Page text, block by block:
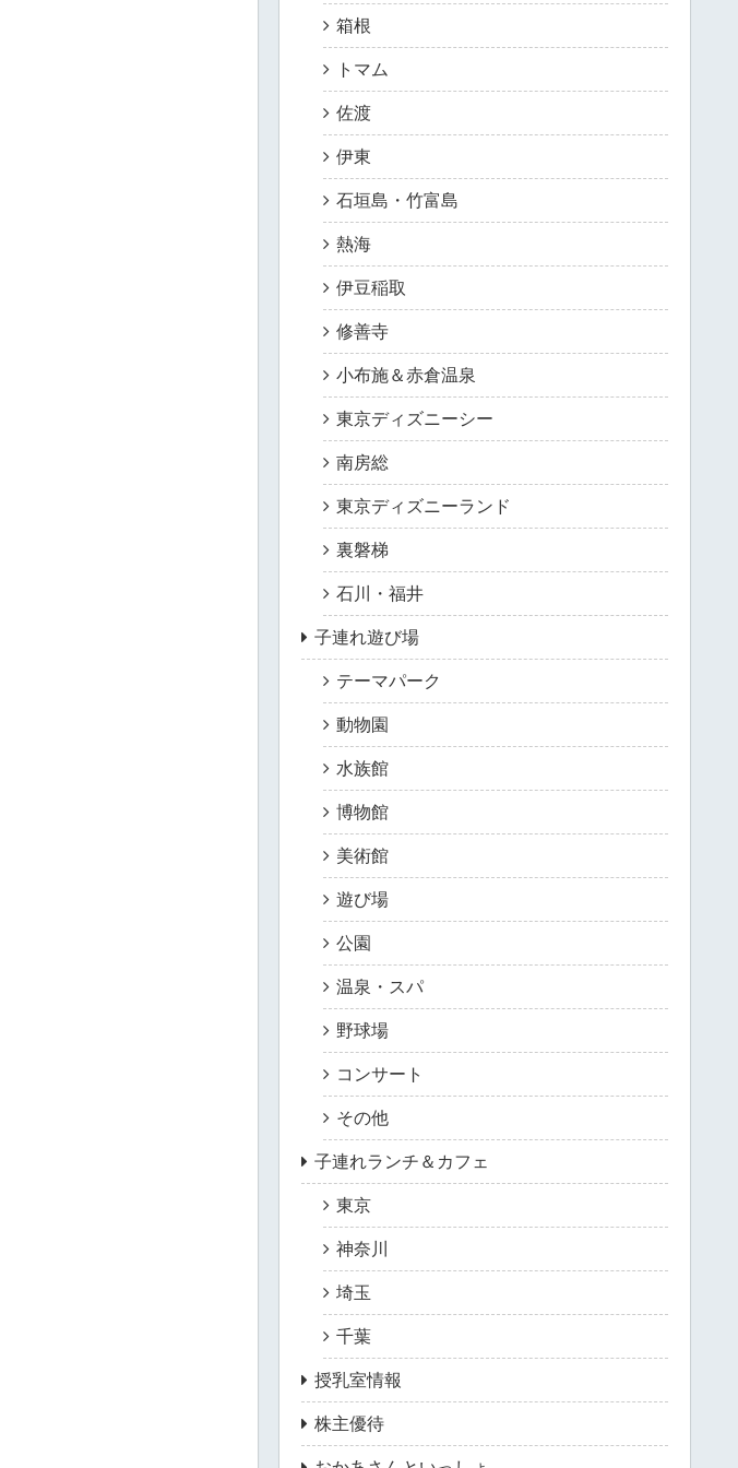
箱根
トマム
佐渡
伊東
石垣島・竹富島
熱海
伊豆稲取
修善寺
小布施＆赤倉温泉
東京ディズニーシー
南房総
東京ディズニーランド
裏磐梯
石川・福井
子連れ遊び場
テーマパーク
動物園
水族館
博物館
美術館
遊び場
公園
温泉・スパ
野球場
コンサート
その他
子連れランチ＆カフェ
東京
神奈川
埼玉
千葉
授乳室情報
株主優待